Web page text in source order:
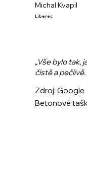
Michal Kvapil
Liberec
„Vše bylo tak,
čistě a
Betonové
Zdroj: Google